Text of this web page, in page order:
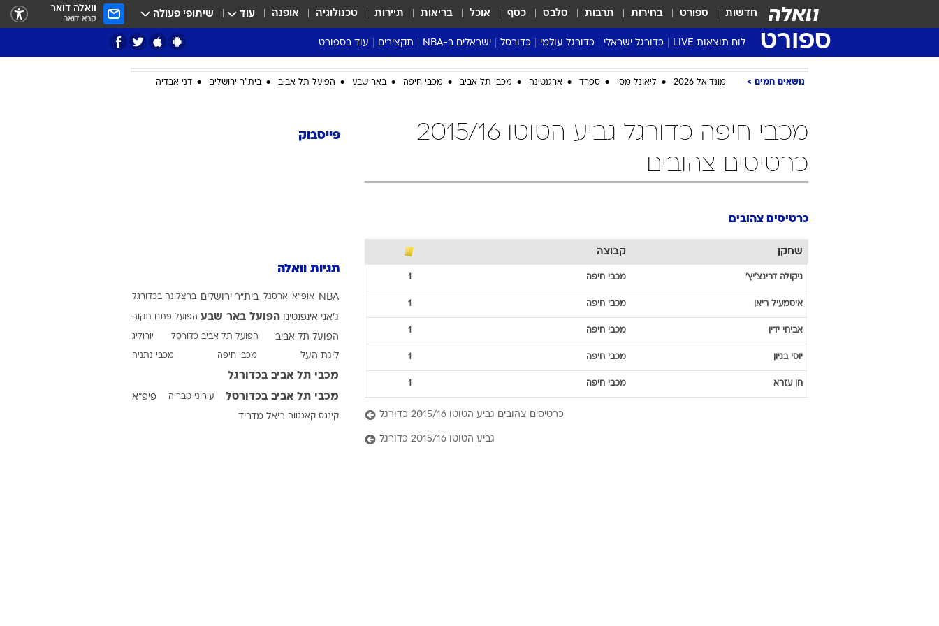
חדשות ספורט בחירות תרבות סלבס כסף אוכל בריאות תיירות טכנולוגיה אופנה עוד שיתופי פעולה וואלה דואר
קרא דואר
ספורט לוח תוצאות LIVE כדורגל ישראלי
ליגת העל Winner
גביע הטוטו
נבחרות ישראל
כדורגל עולמי
ליגה אנגלית
ליגה גרמנית
כדורסל
ליגת העל
ליגה לאומית
ישראלים ב-NBA
דני אבדיה
תקצירים עוד בספורט
מונדיאל 2026
NBA
פודקאסטים
ענפים נוספים
לוח שידורים
החידה של ספורט1
ארכיון מדורים מחוץ לקווים
4-4-2 כתבו לנו
נושאים חמים מונדיאל 2026 ליאונל מסי ספרד ארגנטינה מכבי תל אביב מכבי חיפה באר שבע הפועל תל אביב בית"ר ירושלים דני אבדיה
מכבי חיפה כדורגל גביע הטוטו 2015/16
כרטיסים צהובים
כרטיסים צהובים
שחקן קבוצה
ניקולה דרינצ'יץ' מכבי חיפה 1
איסמעיל ריאן מכבי חיפה 1
אביחי ידין מכבי חיפה 1
יוסי בניון מכבי חיפה 1
חן עזרא מכבי חיפה 1
כרטיסים צהובים גביע הטוטו 2015/16 כדורגל
גביע הטוטו 2015/16 כדורגל
פייסבוק
תגיות וואלה
NBA אופ"א ארסנל בית"ר ירושלים ברצלונה בכדורגל
ג'אני אינפנטינו הפועל באר שבע הפועל פתח תקוה
הפועל תל אביב הפועל תל אביב כדורסל יורוליג
ליגת העל מכבי חיפה מכבי נתניה
מכבי תל אביב בכדורגל
מכבי תל אביב בכדורסל
עירוני טבריה פיפ"א
קינגס קאנגווה ריאל מדריד